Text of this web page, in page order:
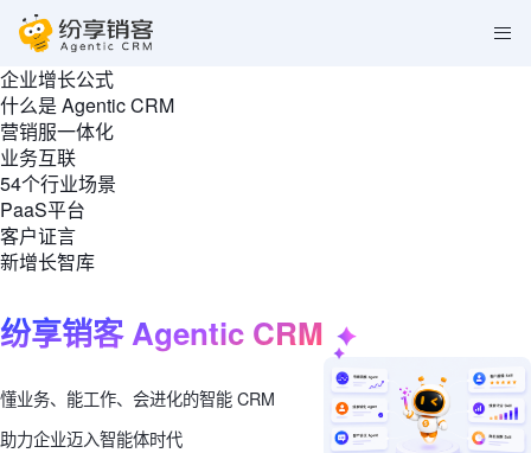
企业增长公式
什么是 Agentic CRM
营销服一体化
业务互联
54个行业场景
PaaS平台
客户证言
新增长智库
纷享销客 Agentic CRM
懂业务、能工作、会进化的智能 CRM
助力企业迈入智能体时代